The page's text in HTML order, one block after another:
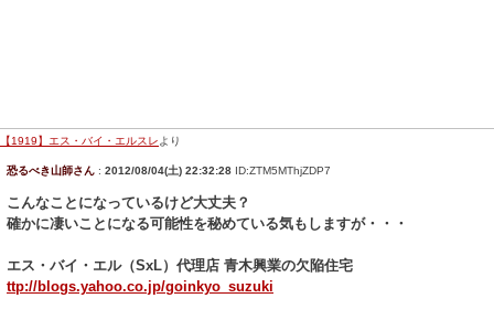
【1919】エス・バイ・エルスレ より
恐るべき山師さん : 2012/08/04(土) 22:32:28 ID:ZTM5MThjZDP7
こんなことになっているけど大丈夫？
確かに凄いことになる可能性を秘めている気もしますが・・・
エス・バイ・エル（SxL）代理店 青木興業の欠陥住宅
ttp://blogs.yahoo.co.jp/goinkyo_suzuki